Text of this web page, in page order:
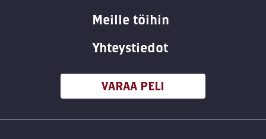
Meille töihin
Yhteystiedot
VARAA PELI